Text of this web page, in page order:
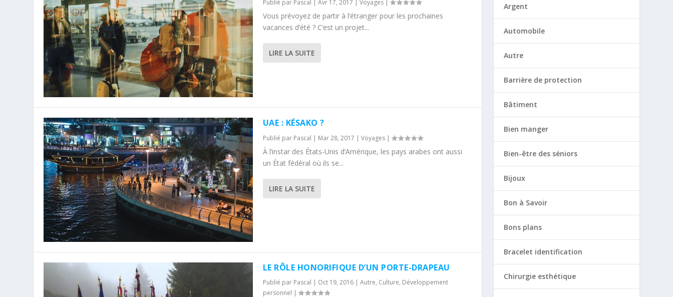
Publié par Pascal | Avr 17, 2017 | Voyages|
Vous prévoyez de partir à l’étranger pour les prochaines
vacances d’été ? C’est un projet...
LIRE LA SUITE
UAE : KÉSAKO ?
Publié par Pascal | Mar 28, 2017 | Voyages|
À l’instar des États-Unis d’Amérique, les pays arabes ont aussi
un État fédéral où ils se...
LIRE LA SUITE
LE RÔLE HONORIFIQUE D’UN PORTE-DRAPEAU
Publié par Pascal | Oct 19, 2016| Autre, Culture, Développement
personnel |
Argent
Automobile
Autre
Barrière de protection
Bâtiment
Bien manger
Bien-être des séniors
Bijoux
Bon à Savoir
Bons plans
Bracelet identification
Chirurgie esthétique